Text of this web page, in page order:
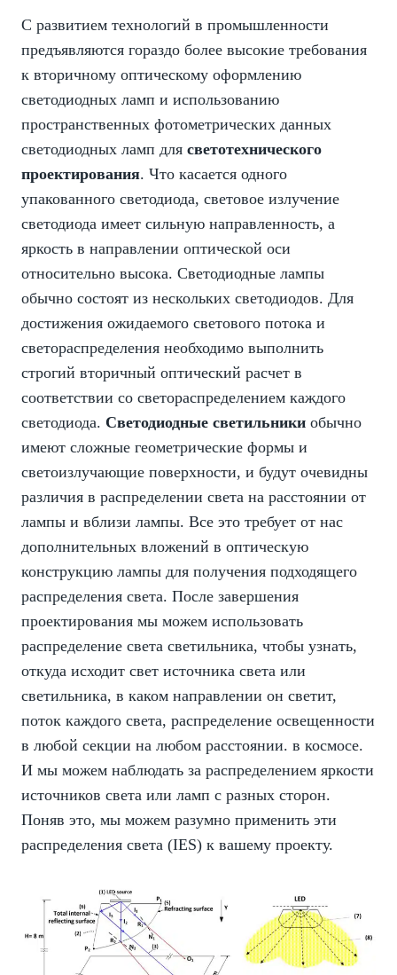
С развитием технологий в промышленности
предъявляются гораздо более высокие требования
к вторичному оптическому оформлению
светодиодных ламп и использованию
пространственных фотометрических данных
светодиодных ламп для светотехнического
проектирования. Что касается одного
упакованного светодиода, световое излучение
светодиода имеет сильную направленность, а
яркость в направлении оптической оси
относительно высока. Светодиодные лампы
обычно состоят из нескольких светодиодов. Для
достижения ожидаемого светового потока и
светораспределения необходимо выполнить
строгий вторичный оптический расчет в
соответствии со светораспределением каждого
светодиода. Светодиодные светильники обычно
имеют сложные геометрические формы и
светоизлучающие поверхности, и будут очевидны
различия в распределении света на расстоянии от
лампы и вблизи лампы. Все это требует от нас
дополнительных вложений в оптическую
конструкцию лампы для получения подходящего
распределения света. После завершения
проектирования мы можем использовать
распределение света светильника, чтобы узнать,
откуда исходит свет источника света или
светильника, в каком направлении он светит,
поток каждого света, распределение освещенности
в любой секции на любом расстоянии. в космосе.
И мы можем наблюдать за распределением яркости
источников света или ламп с разных сторон.
Поняв это, мы можем разумно применить эти
распределения света (IES) к вашему проекту.